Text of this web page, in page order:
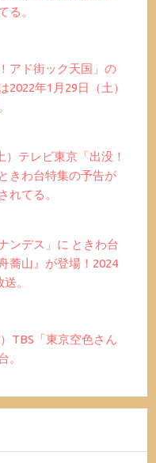
る。
アド街ック天国」の
2022年1月29日（土）
）テレビ東京「出没！
きわ台特集の予告が
れてる。
ンデス」に ときわ台
蕎山』が登場！2024
。
TBS「東京空色さん
。